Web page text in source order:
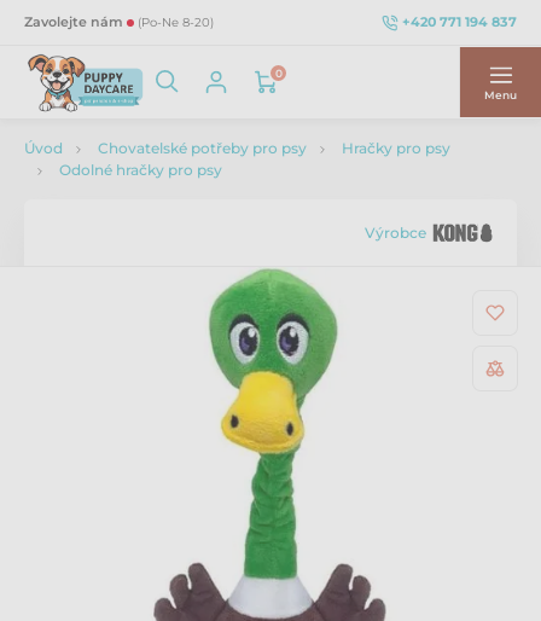
Zavolejte nám (Po-Ne 8-20) +420 771 194 837
0
Menu
Úvod Chovatelské potřeby pro psy
Hračky pro psy
Odolné hračky pro psy
Výrobce